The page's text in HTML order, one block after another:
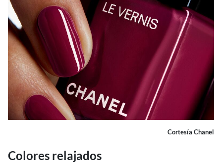
Cortesía Chanel
Colores relajados